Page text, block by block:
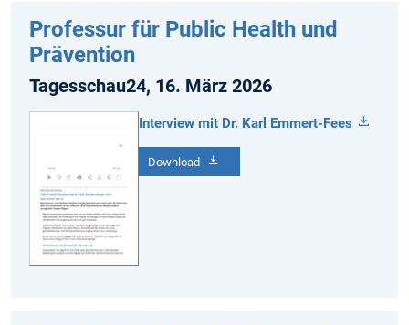
Professur für Public Health und
Prävention
Tagesschau24, 16. März 2026
Interview mit Dr. Karl Emmert-Fees
Download